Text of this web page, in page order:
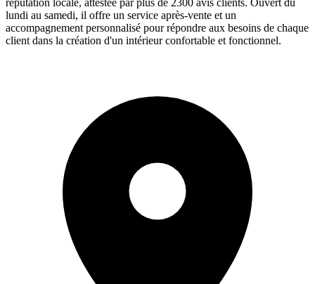
lundi au samedi, il offre un service après-vente et un
accompagnement personnalisé pour répondre aux besoins de chaque
client dans la création d'un intérieur confortable et fonctionnel.